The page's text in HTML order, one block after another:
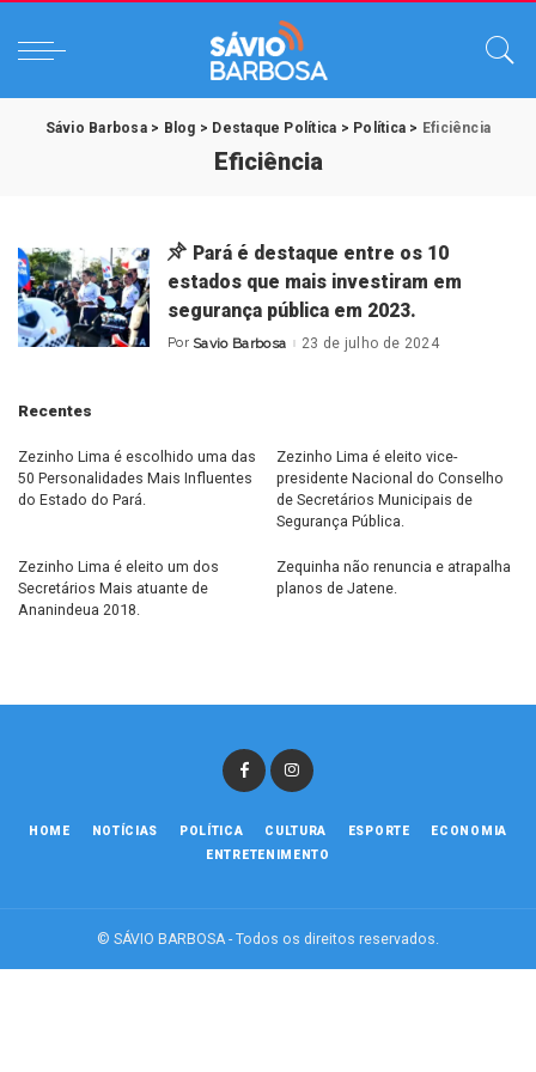
Sávio Barbosa> Blog > Destaque Política > Política > Eficiência
Eficiência
Pará é destaque entre os 10
estados que mais investiram em
segurança pública em 2023.
Posted
Por Savio Barbosa 23 de julho de 2024
Recentes
Zezinho Lima é escolhido uma das
50 Personalidades Mais Influentes
do Estado do Pará.
Zezinho Lima é eleito vice-
presidente Nacional do Conselho
de Secretários Municipais de
Segurança Pública.
Zezinho Lima é eleito um dos
Secretários Mais atuante de
Ananindeua 2018.
Zequinha não renuncia e atrapalha
planos de Jatene.
HOME NOTÍCIAS POLÍTICA CULTURA ESPORTE
ECONOMIA
ENTRETENIMENTO
© SÁVIO BARBOSA - Todos os direitos reservados.